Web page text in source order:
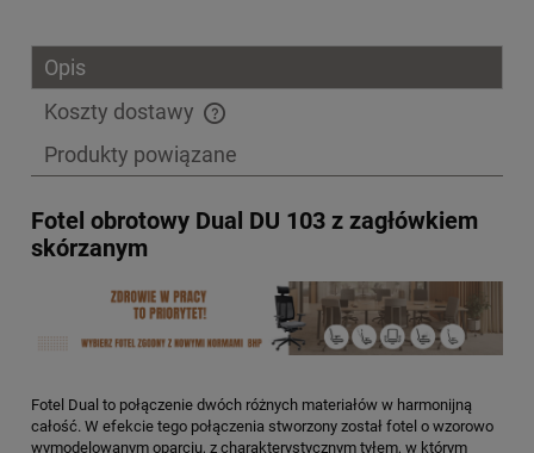
Opis
Koszty dostawy
Cena nie zawiera ewentualnych kosztów płatności
Produkty powiązane
Fotel obrotowy Dual DU 103 z zagłówkiem
skórzanym
Fotel Dual to połączenie dwóch różnych materiałów w harmonijną
całość. W efekcie tego połączenia stworzony został fotel o wzorowo
wymodelowanym oparciu, z charakterystycznym tyłem, w którym